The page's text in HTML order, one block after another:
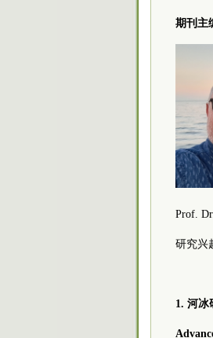
期刊主
Prof.
研究兴
1. 河冰